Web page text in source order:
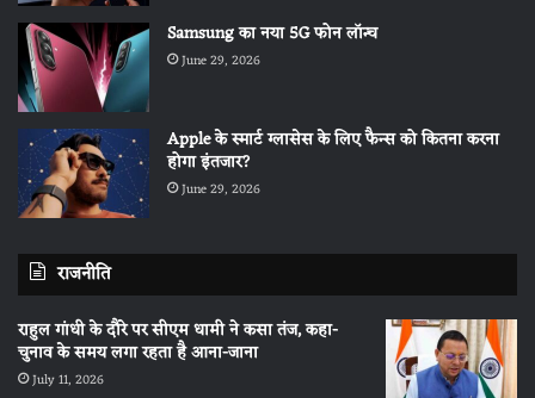
Samsung का नया 5G फोन लॉन्च
June 29, 2026
Apple के स्मार्ट ग्लासेस के लिए फैन्स को कितना करना
होगा इंतजार?
June 29, 2026
राजनीति
राहुल गांधी के दौरे पर सीएम धामी ने कसा तंज, कहा-
चुनाव के समय लगा रहता है आना-जाना
July 11, 2026